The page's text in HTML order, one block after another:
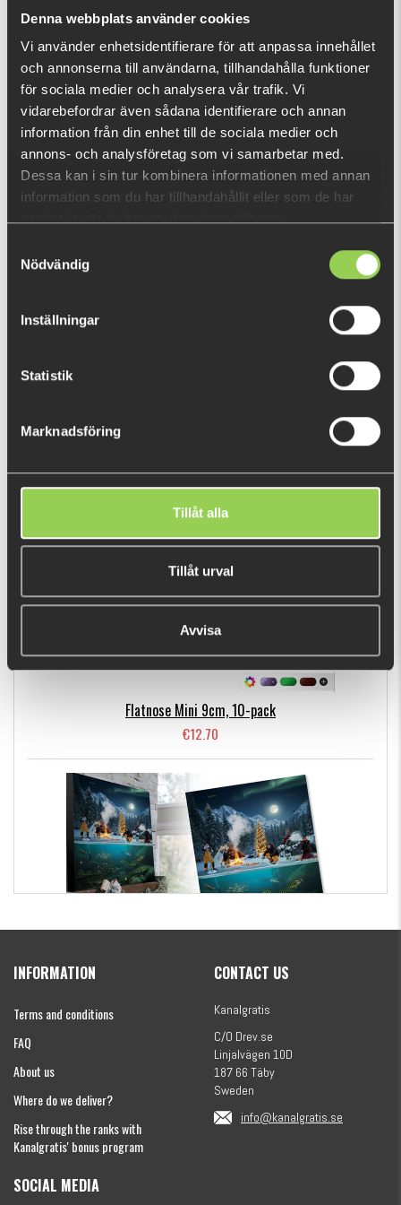
Denna webbplats använder cookies
Vi använder enhetsidentifierare för att anpassa innehållet
och annonserna till användarna, tillhandahålla funktioner
för sociala medier och analysera vår trafik. Vi
vidarebefordrar även sådana identifierare och annan
information från din enhet till de sociala medier och
annons- och analysföretag som vi samarbetar med.
Dessa kan i sin tur kombinera informationen med annan
information som du har tillhandahållit eller som de har
Nödvändig
Inställningar
Statistik
Marknadsföring
Tillåt alla
Tillåt urval
Avvisa
What is this?
RECENTLY VIEWED PRODUCTS
FEW LEFT
BESTSELLERS
Flatnose Mini 9cm, 10-pack
€12.70
€154.86
INFORMATION
Terms and conditions
FAQ
About us
Where do we deliver?
Rise through the ranks with
Kanalgratis' bonus program
CONTACT US
Kanalgratis
C/O Drev.se
Linjalvägen 10D
187 66 Täby
Sweden
info@kanalgratis.se
SOCIAL MEDIA